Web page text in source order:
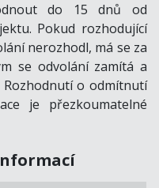
do 15 dnů od
Pokud rozhodující
nerozhodl, má se za
se odvolání zamítá a
o odmítnutí
je přezkoumatelné